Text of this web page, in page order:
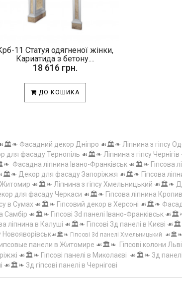
11 Статуя одягненої жінки,
Кариатида з бетону....
18 616 грн.
ДО КОШИКА
Фасадний декор Дніпро ☙🏛️❧ Ліпнина з гіпсу
для фасаду Тернопіль ☙🏛️❧ Ліпнина з гіпсу Чернігів
Фасадна ліпнина Івано-Франківськ ☙🏛️❧ Гіпсова
Декор для фасаду Запоріжжя ☙🏛️❧ Гіпсова
☙🏛️❧ Ліпнина з гіпсу Хмельницький ☙🏛️❧
для фасаду Черкаси ☙🏛️❧ Гіпсова ліпнина
в Сумах ☙🏛️❧ Гіпсовий декор в Херсоні ☙🏛️❧
Самбір ☙🏛️❧ Гіпсові 3d панелі Івано-Франківськ
ліпнина в Калуші ☙🏛️❧ Гіпсові 3д панелі в Києві
Новояворівськ☙🏛️❧ Гіпсові 3d панелі Хмельницький ☙🏛️❧
панели в Житомире ☙🏛️❧ Гіпсові колони
☙🏛️❧ Гіпсові панелі в Миколаєві ☙🏛️❧ 3д
☙🏛️❧ 3д гіпсові панелі в Чернігові